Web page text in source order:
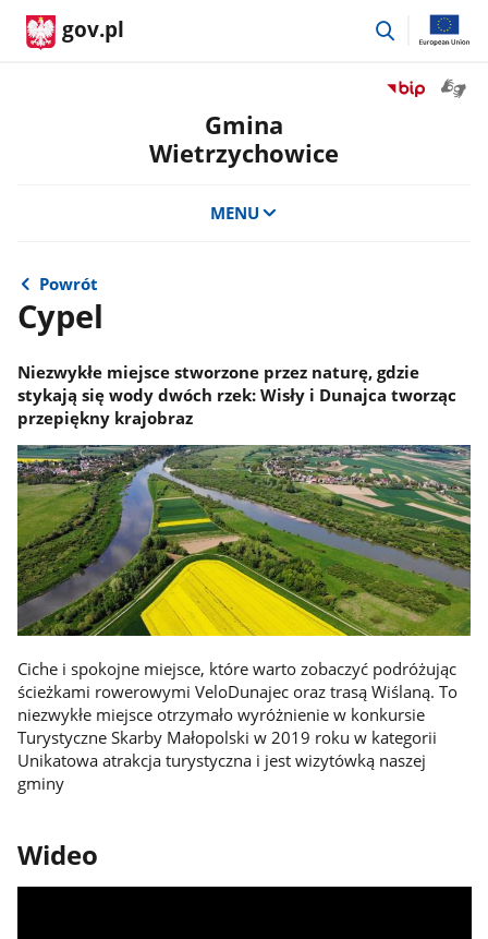
gov.pl
przejdź
Przejdź
Gmina
Wietrzychowice
MENU
Powrót
Cypel
Niezwykłe miejsce stworzone przez naturę, gdzie
stykają się wody dwóch rzek: Wisły i Dunajca tworząc
przepiękny krajobraz
Ciche i spokojne miejsce, które warto zobaczyć podróżując
ścieżkami rowerowymi VeloDunajec oraz trasą Wiślaną. To
niezwykłe miejsce otrzymało wyróżnienie w konkursie
Turystyczne Skarby Małopolski w 2019 roku w kategorii
Unikatowa atrakcja turystyczna i jest wizytówką naszej
gminy
Wideo